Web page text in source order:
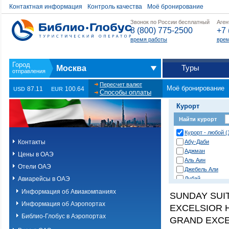
Контактная информация Контроль качества Моё бронирование
Звонок по России бесплатный
8 (800) 775-2500
время работы
+7
Москва Туры
USD 87.11 EUR 100.64
Пересчет валют
Способы оплаты
Моё бронирование
Контакты
Цены в ОАЭ
Отели ОАЭ
Авиарейсы в ОАЭ
Информация об Авиакомпаниях
Информация об Аэропортах
Библио-Глобус в Аэропортах
Курорт
Найти курорт
Курорт - любой
Абу-Даби
Аджман
Аль Аин
Джебель Али
Дубай
Дубай (пустыня)
Дубай
Палм Джумейра
SUNDAY
EXCELSIOR
GRAND